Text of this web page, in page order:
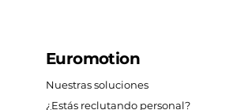
Euromotion
Nuestras soluciones
¿Estás reclutando personal?